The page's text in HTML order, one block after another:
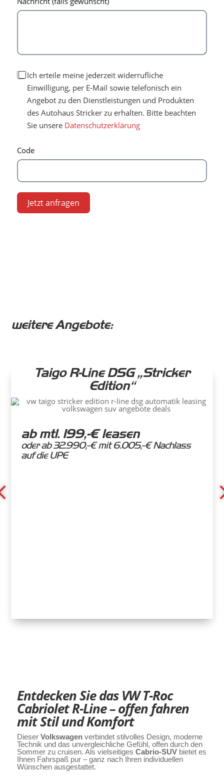
Ich erteile meine jederzeit widerrufliche
Einwilligung, per E-Mail sowie telefonisch ein
Angebot zu den Dienstleistungen und Produkten
des Autohaus Stricker zu erhalten. Bitte beachten
Sie unsere Datenschutzerklärung
Code
Jetzt anfragen
weitere Angebote:
Taigo R-Line DSG „Stricker
Edition“
ab mtl. 199,-€ leasen
oder ab 32.990,-€ mit 6.005,-€ Nachlass
auf die UPE
Entdecken Sie das VW T-Roc
Cabriolet R-Line – offen fahren
mit Stil und Komfort
DieserVolkswagenverbindet stilvolles Design, moderne
Technik und das unvergleichliche Gefühl, offen durch den
Sommer zu cruisen. Als vielseitiges Cabrio-SUVbietet es
Ihnen Fahrspaß pur – ganz nach Ihren individuellen
Wünschen ausgestattet.